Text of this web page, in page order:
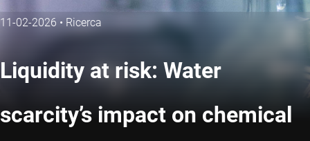
11-02-2026 • Ricerca
Liquidity at risk: Water
scarcity’s impact on chemical